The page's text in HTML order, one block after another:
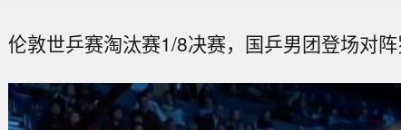
伦敦世乒赛淘汰赛1/8决赛，国乒男团登场对阵